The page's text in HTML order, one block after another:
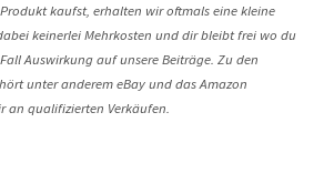
kaufst, erhalten wir oftmals eine kleine
keinerlei Mehrkosten und dir bleibt frei wo du
Auswirkung auf unsere Beiträge. Zu den
unter anderem eBay und das Amazon
an qualifizierten Verkäufen.